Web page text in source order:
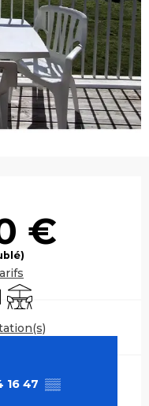
€
Terrasse
16 47 ▒▒